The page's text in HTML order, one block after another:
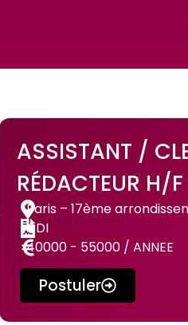
ASSISTANT /
RÉDACTEUR H/F
Paris – 17ème
CDI
40000 - 55000 / ANNEE
Postuler